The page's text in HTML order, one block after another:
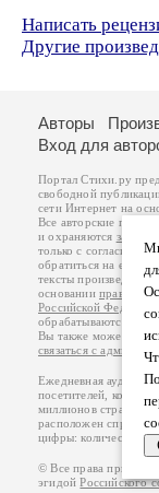
Написать
Другие
Авторы
Вход для
Портал Стихи.ру
свободной
сети Интернет на
Все авторские права
и охраняются законом
только с согласия
обратиться на его
тексты произведений
основанииправил
Российской Федерации
обрабатываются на
Вы также можете
связаться с
Ежедневная
посетителей,
миллионов страниц
расположен справа
цифры: количество
© Все права
эгидойРоссийского